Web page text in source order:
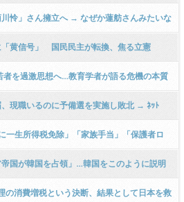
川怜」さん擁立へ → なぜか蓮舫さんみたいな
に → ｗｗｗｗｗｗｗｗｗｗｗｗｗｗｗｗｗ
黄信号」 国民民主が転換、焦る立憲
者を過激思想へ…教育学者が語る危機の本質
現職いるのに予備選を実施し敗北 → ﾈｯﾄ
きたから？」ｗｗｗｗｗｗｗｗｗｗｗｗｗ
一生所得税免除」「家族手当」「保護者ロ
帝国が韓国を占領」…韓国をこのように説明
の消費増税という決断、結果として日本を救